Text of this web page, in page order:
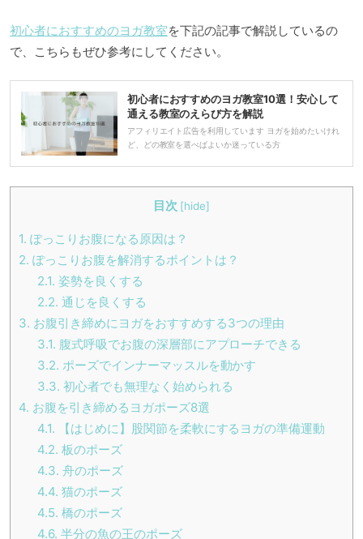
初心者におすすめのヨガ教室を下記の記事で解説しているの
で、こちらもぜひ参考にしてください。
初心者におすすめのヨガ教室10選！安心して
通える教室のえらび方を解説
アフィリエイト広告を利用しています ヨガを始めたいけれ
ど、どの教室を選べばよいか迷っている方
目次 [hide]
1. ぽっこりお腹になる原因は？
2. ぽっこりお腹を解消するポイントは？
2.1. 姿勢を良くする
2.2. 通じを良くする
3. お腹引き締めにヨガをおすすめする3つの理由
3.1. 腹式呼吸でお腹の深層部にアプローチできる
3.2. ポーズでインナーマッスルを動かす
3.3. 初心者でも無理なく始められる
4. お腹を引き締めるヨガポーズ8選
4.1. 【はじめに】股関節を柔軟にするヨガの準備運動
4.2. 板のポーズ
4.3. 舟のポーズ
4.4. 猫のポーズ
4.5. 橋のポーズ
4.6. 半分の魚の王のポーズ